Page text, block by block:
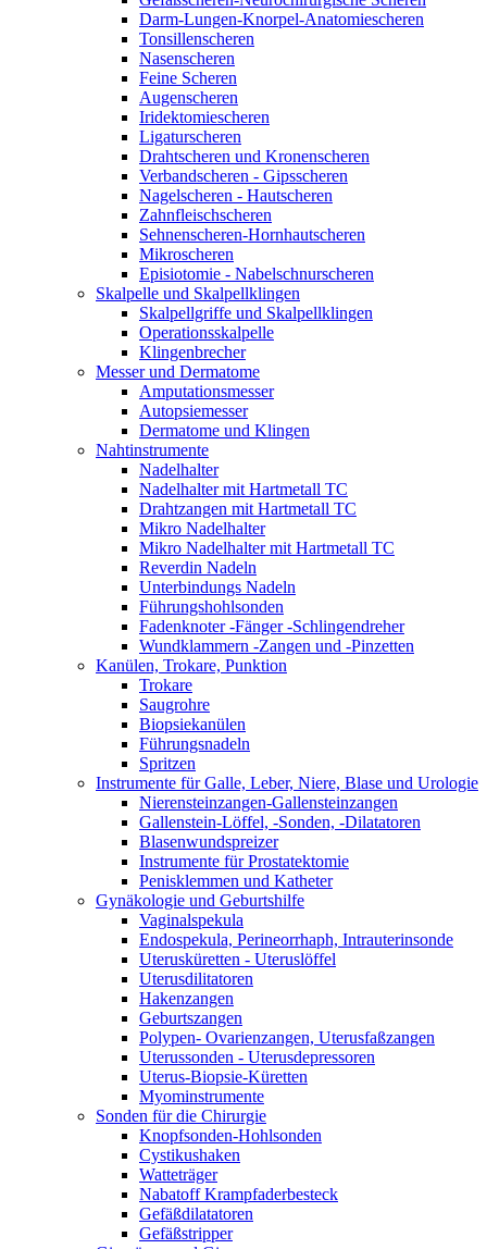
Darm-Lungen-Knorpel-Anatomiescheren
Tonsillenscheren
Nasenscheren
Feine Scheren
Augenscheren
Iridektomiescheren
Ligaturscheren
Drahtscheren und Kronenscheren
Verbandscheren - Gipsscheren
Nagelscheren - Hautscheren
Zahnfleischscheren
Sehnenscheren-Hornhautscheren
Mikroscheren
Episiotomie - Nabelschnurscheren
Skalpelle und Skalpellklingen
Skalpellgriffe und Skalpellklingen
Operationsskalpelle
Klingenbrecher
Messer und Dermatome
Amputationsmesser
Autopsiemesser
Dermatome und Klingen
Nahtinstrumente
Nadelhalter
Nadelhalter mit Hartmetall TC
Drahtzangen mit Hartmetall TC
Mikro Nadelhalter
Mikro Nadelhalter mit Hartmetall TC
Reverdin Nadeln
Unterbindungs Nadeln
Führungshohlsonden
Fadenknoter -Fänger -Schlingendreher
Wundklammern -Zangen und -Pinzetten
Kanülen, Trokare, Punktion
Trokare
Saugrohre
Biopsiekanülen
Führungsnadeln
Spritzen
Instrumente für Galle, Leber, Niere, Blase und Urologie
Nierensteinzangen-Gallensteinzangen
Gallenstein-Löffel, -Sonden, -Dilatatoren
Blasenwundspreizer
Instrumente für Prostatektomie
Penisklemmen und Katheter
Gynäkologie und Geburtshilfe
Vaginalspekula
Endospekula, Perineorrhaph, Intrauterinsonde
Uterusküretten - Uteruslöffel
Uterusdilitatoren
Hakenzangen
Geburtszangen
Polypen- Ovarienzangen, Uterusfaßzangen
Uterussonden - Uterusdepressoren
Uterus-Biopsie-Küretten
Myominstrumente
Sonden für die Chirurgie
Knopfsonden-Hohlsonden
Cystikushaken
Watteträger
Nabatoff Krampfaderbesteck
Gefäßdilatatoren
Gefäßstripper